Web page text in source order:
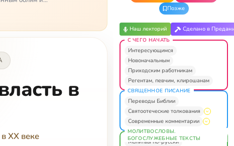
в
XX веке
Позже
Наш лекторий Сделано в
С ЧЕГО НАЧАТЬ
Интересующимся
Новоначальным
Приходским работникам
Регентам, певчим, клирошанам
СВЯЩЕННОЕ ПИСАНИЕ
Переводы Библии
Святоотеческие толкования
Современные комментарии
МОЛИТВОСЛОВЫ.
БОГОСЛУЖЕБНЫЕ ТЕКСТЫ
Молитвы по-русски